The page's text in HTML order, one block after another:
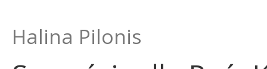
Halina Pilonis